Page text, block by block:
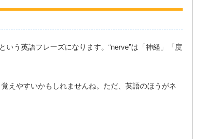
いう英語フレーズになります。“nerve”は「神経」「度
えやすいかもしれませんね。ただ、英語のほうがネ